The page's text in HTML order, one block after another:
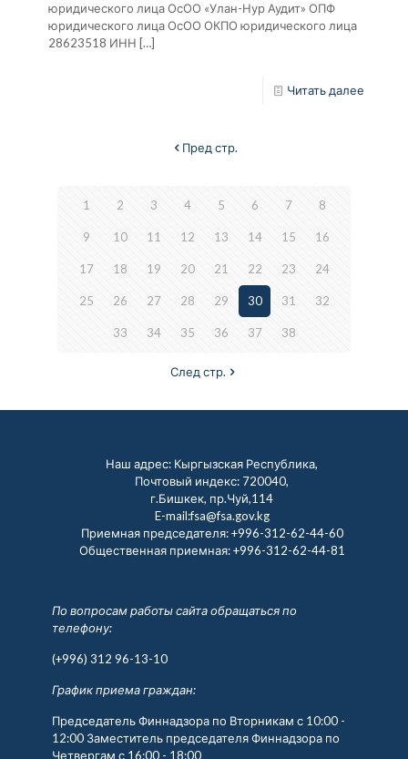
юридического лица ОсОО «Улан-Нур Аудит» ОПФ
юридического лица ОсОО ОКПО юридического лица
28623518 ИНН […]
Читать далее
Пред стр.
1 2 3 4 5 6 7 8
9 10 11 12 13 14 15 16
17 18 19 20 21 22 23 24
25 26 27 28 29 30 31 32
33 34 35 36 37 38
След стр.
Наш адрес: Кыргызская Республика,
Почтовый индекс: 720040,
г.Бишкек, пр.Чуй,114
E-mail:fsa@fsa.gov.kg
Приемная председателя:+996-312-62-44-60
Общественная приемная:+996-312-62-44-81
По вопросам работы сайта обращаться по
телефону:
(+996) 312 96-13-10
График приема граждан:
Председатель Финнадзора по Вторникам с 10:00 -
12:00 Заместитель председателя Финнадзора по
Четвергам с 16:00 - 18:00